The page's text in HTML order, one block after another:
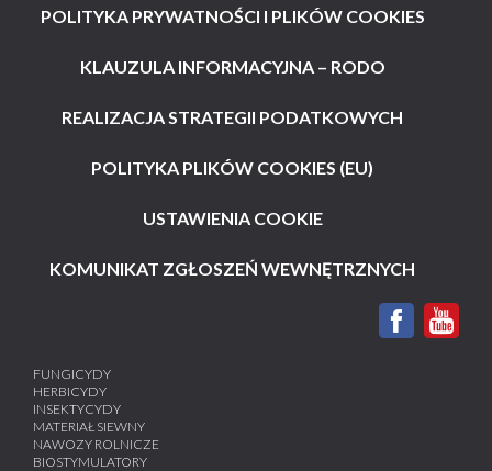
POLITYKA PRYWATNOŚCI I PLIKÓW COOKIES
KLAUZULA INFORMACYJNA – RODO
REALIZACJA STRATEGII PODATKOWYCH
POLITYKA PLIKÓW COOKIES (EU)
USTAWIENIA COOKIE
KOMUNIKAT ZGŁOSZEŃ WEWNĘTRZNYCH
FUNGICYDY
HERBICYDY
INSEKTYCYDY
MATERIAŁ SIEWNY
NAWOZY ROLNICZE
BIOSTYMULATORY